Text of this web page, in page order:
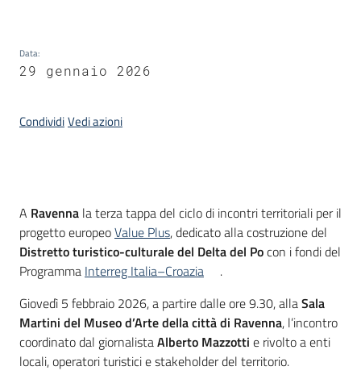
Data:
29 gennaio 2026
CondividiVedi azioni
Introduzione
A Ravenna la terza tappa del ciclo di incontri territoriali per il
progetto europeoValue Plus, dedicato alla costruzione del
Distretto turistico-culturale del Delta del Pocon i fondi del
Programma Interreg Italia–Croazia
.
Giovedì 5 febbraio 2026, a partire dalle ore 9.30, allaSala
Martini del Museo d’Arte della città di Ravenna, l’incontro
coordinato dal giornalistaAlberto Mazzotti e rivolto a enti
locali, operatori turistici e stakeholder del territorio.